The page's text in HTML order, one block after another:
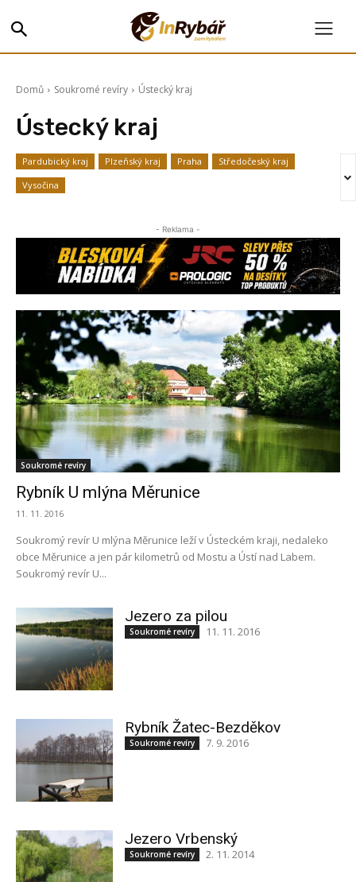
Domů Soukromé revíry Ústecký kraj
Ústecký kraj
Pardubický kraj Plzeňský kraj Praha
Středočeský kraj
Vysočina
- Reklama -
Soukromé revíry
Rybník U mlýna Měrunice
11. 11. 2016
Soukromý revír U mlýna Měrunice leží v Ústeckém kraji, nedaleko
obce Měrunice a jen pár kilometrů od Mostu a Ústí nad Labem.
Soukromý revír U...
Jezero za pilou
Soukromé revíry 11. 11. 2016
Rybník Žatec-Bezděkov
Soukromé revíry 7. 9. 2016
Jezero Vrbenský
Soukromé revíry 2. 11. 2014